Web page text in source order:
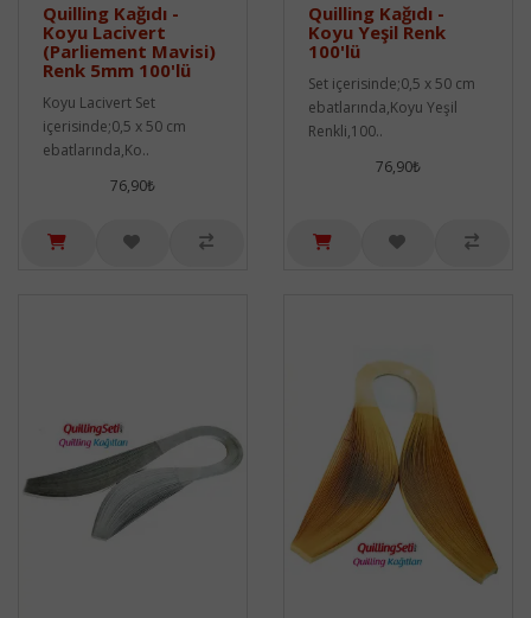
Quilling Kağıdı -
Koyu Lacivert
(Parliement Mavisi)
Renk 5mm 100'lü
Koyu Lacivert Set
içerisinde;0,5 x 50 cm
ebatlarında,Ko..
76,90₺
Quilling Kağıdı -
Koyu Yeşil Renk
100'lü
Set içerisinde;0,5 x 50 cm
ebatlarında,Koyu Yeşil
Renkli,100..
76,90₺